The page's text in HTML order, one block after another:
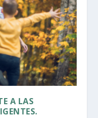
A LAS